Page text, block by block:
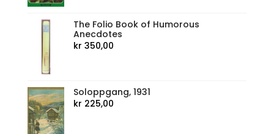
The Folio Book of Humorous
Anecdotes
kr 350,00
Soloppgang, 1931
kr 225,00